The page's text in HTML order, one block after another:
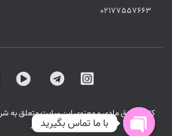
02177557663
کلیه حقوق مادی و معنوی این سایت متعلق به
است .با ما تماس بگیرید